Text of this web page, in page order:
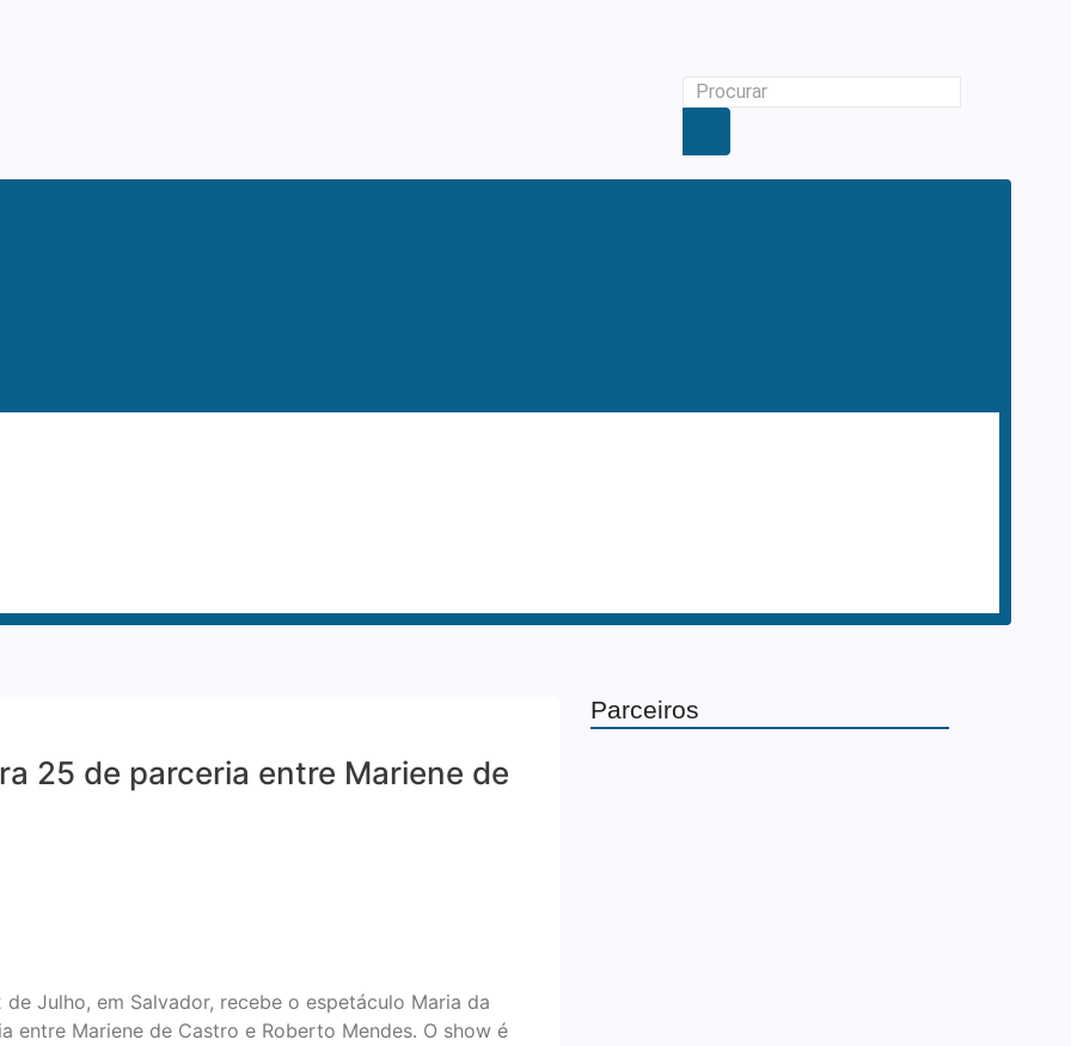
25 de parceria entre Mariene de
Julho, em Salvador, recebe o espetáculo Maria da
entre Mariene de Castro e Roberto Mendes. O show é
Parceiros